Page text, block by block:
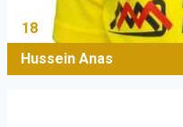
18
Hussein Anas